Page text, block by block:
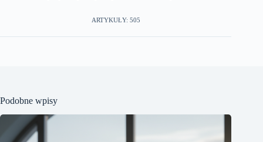
ARTYKUŁY: 505
Podobne wpisy